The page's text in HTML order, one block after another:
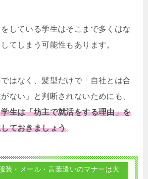
している学生はそこまで多くはな
てしまう可能性もあります。
はなく、髪型だけで「自社とは合
ない」と判断されないためにも、
生は「坊主で就活をする理由」を
ておきましょう。
装・メール・言葉遣いのマナーは大